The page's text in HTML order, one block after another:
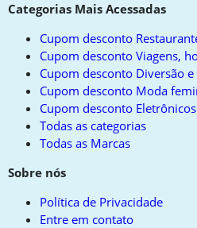
Categorias Mais Acessadas
Cupom desconto
Cupom desconto Viagens,
Cupom desconto Diversão e
Cupom desconto Moda
Cupom desconto
Todas as categorias
Todas as Marcas
Sobre nós
Política de Privacidade
Entre em contato